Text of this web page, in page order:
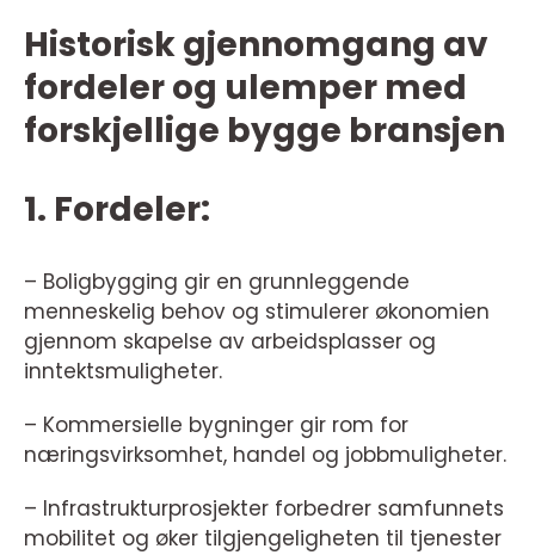
Historisk gjennomgang av
fordeler og ulemper med
forskjellige bygge bransjen
1. Fordeler:
– Boligbygging gir en grunnleggende
menneskelig behov og stimulerer økonomien
gjennom skapelse av arbeidsplasser og
inntektsmuligheter.
– Kommersielle bygninger gir rom for
næringsvirksomhet, handel og jobbmuligheter.
– Infrastrukturprosjekter forbedrer samfunnets
mobilitet og øker tilgjengeligheten til tjenester